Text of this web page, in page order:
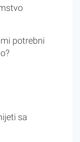
potrebni
sa